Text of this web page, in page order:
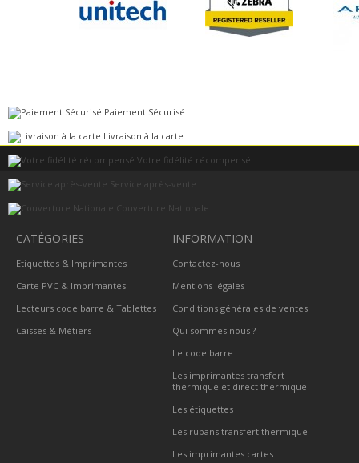
Paiement Sécurisé
Livraison à la carte
Votre fidélité récompensé
Service après-vente
Couverture Nationale
CATÉGORIES
Etiquettes & Imprimantes
Carte PVC & Imprimantes
Lecteurs code barre & Tablettes
Caisses & Métiers
INFORMATION
Contactez-nous
Mentions légales
Conditions générales de ventes
Qui sommes nous ?
Le code barre
Les imprimantes transfert
thermique et direct thermique
Les étiquettes
Les rubans transfert thermique
Les imprimantes cartes